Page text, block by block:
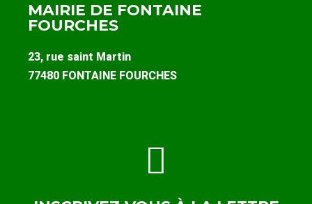
MAIRIE DE FONTAINE
FOURCHES
23, rue saint Martin
77480 FONTAINE FOURCHES